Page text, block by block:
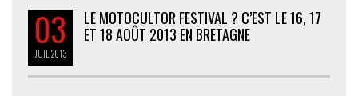
03
JUIL 2013
LE MOTOCULTOR FESTIVAL ? C’EST LE 16, 17
ET 18 AOÛT 2013 EN BRETAGNE